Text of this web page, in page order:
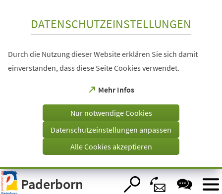
Visuelle
Assistenzsoftware
öffnen.
DATENSCHUTZEINSTELLUNGEN
Durch die Nutzung dieser Website erklären Sie sich damit
einverstanden, dass diese Seite Cookies verwendet.
Mehr Infos
(Öffnet
einem
Tab)
Nur notwendige Cookies
Datenschutzeinstellungen anpassen
Alle Cookies akzeptieren
Paderborn